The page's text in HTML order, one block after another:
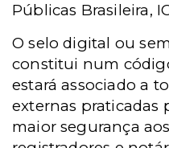
Públicas Brasileira,
O selo digital ou
constitui num
estará associado a
externas praticadas
maior segurança